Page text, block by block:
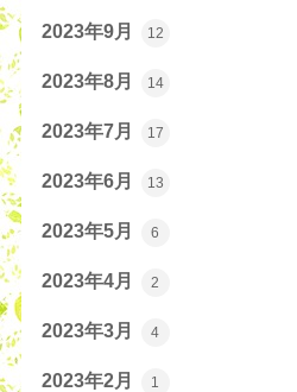
2023年9月 12
2023年8月 14
2023年7月 17
2023年6月 13
2023年5月 6
2023年4月 2
2023年3月 4
2023年2月 1